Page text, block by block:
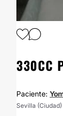
330CC
Paciente:
Sevilla (Ciudad)